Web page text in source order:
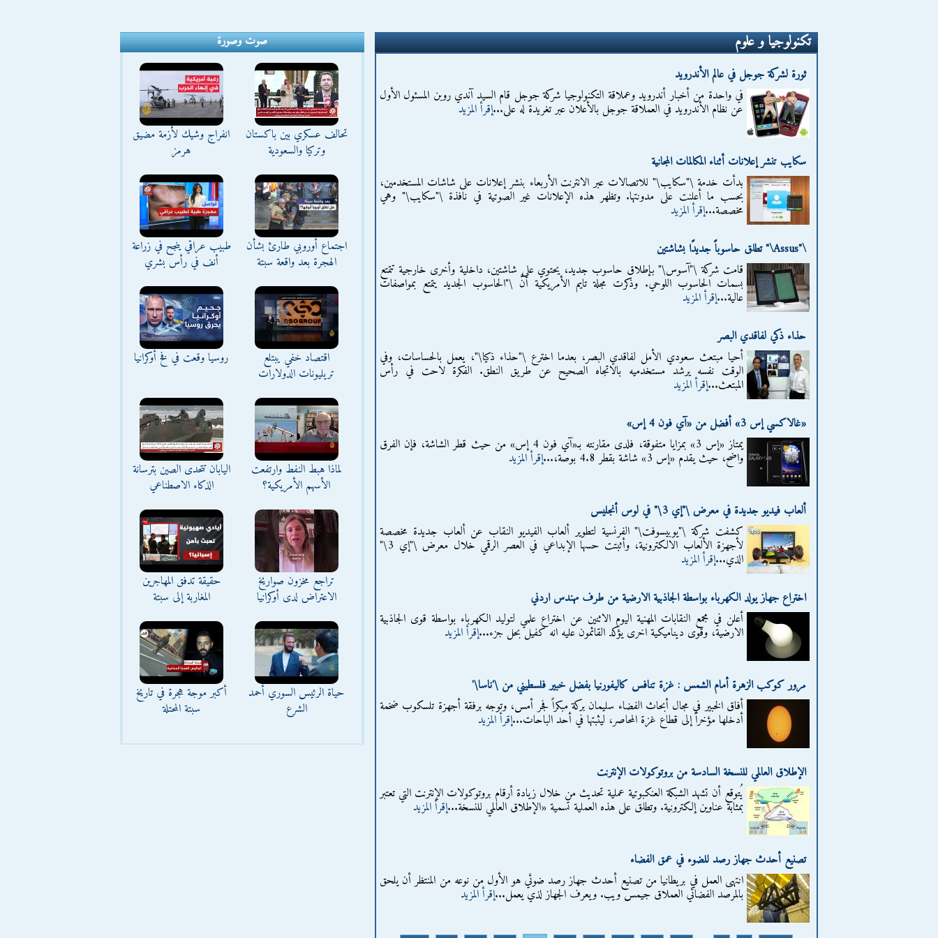
تكنولوجيا و علوم
ثورة لشركة جوجل في عالم الأندرويد
في واحدة من أخبار أندرويد وعملاقة التكنولوجيا شركة جوجل قام السيد آندي روبن المسئول الأول
عن نظام الأندرويد في العملاقة جوجل بالأعلان عبر تغريدة له على...إقرأ المزيد
سكايب تنشر إعلانات أثناء المكالمات المجانية
بدأت خدمة \"سكايب\" للاتصالات عبر الانترنت الأربعاء بنشر إعلانات على شاشات المستخدمين،
بحسب ما أعلنت على مدونتها. وتظهر هذه الإعلانات غير الصوتية في نافذة \"سكايب\" وهي
مخصصة...إقرأ المزيد
\"Assus\" تطلق حاسوباً جديدًا بشاشتين
قامت شركة \"آسوس\" بإطلاق حاسوب جديد، يحتوي على شاشتين، داخلية وأخرى خارجية تتمتع
بسمات الحاسوب اللوحي. وذكرت مجلة تايم الأمريكية أنَّ \"الحاسوب الجديد يتمتع بمواصفات
عالية...إقرأ المزيد
حذاء ذكي لفاقدي البصر
أحيا مبتعث سعودي الأمل لفاقدي البصر، بعدما اخترع \"حذاء ذكيا\"، يعمل بالحساسات، وفي
الوقت نفسه يرشد مستخدميه بالاتجاه الصحيح عن طريق النطق. الفكرة لاحت في رأس
المبتعث...إقرأ المزيد
«غالاكسي إس 3» أفضل من «آي فون 4 إس»
يمتاز «إس 3» بمزايا متفوقة، فلدى مقارنته بـ«آي فون 4 إس» من حيث قطر الشاشة، فإن الفرق
واضح، حيث يقدم «إس 3» شاشة بقطر 4.8 بوصة،... إقرأ المزيد
ألعاب فيديو جديدة في معرض \"إي 3\" في لوس أنجليس
كشفت شركة \"يوبيسوفت\" الفرنسية لتطوير ألعاب الفيديو النقاب عن ألعاب جديدة مخصصة
لأجهزة الألعاب الالكترونية، وأثبتت حسها الإبداعي في العصر الرقمي خلال معرض \"إي 3\"
الذي...إقرأ المزيد
اختراع جهاز يولد الكهرباء بواسطة الجاذبية الارضية من طرف مهندس اردني
أعلن في مجمع النقابات المهنية اليوم الاثنين عن اختراع علمي لتوليد الكهرباء بواسطة قوى الجاذبية
الارضية، وقوى ديناميكية اخرى يؤكد القائمون عليه انه كفيل بحل جزء...إقرأ المزيد
مرور كوكب الزهرة أمام الشمس : غزة تنافس كاليفورنيا بفضل خبير فلسطيني من \'ناسا\'
أفاق الخبير في مجال أبحاث الفضاء سليمان بركة مبكراً فجر أمس، وتوجه برفقة أجهزة تلسكوب ضخمة
أدخلها مؤخراً إلى قطاع غزة المحاصر، ليثبتها في أحد الباحات...إقرأ المزيد
الإطلاق العالمي للنسخة السادسة من بروتوكولات الإنترنت
يُتوقع أن تشهد الشبكة العنكبوتية عملية تحديث من خلال زيادة أرقام بروتوكولات الإنترنت التي تعتبر
بمثابة عناوين إلكترونية. وتطلق على هذه العملية تسمية «الإطلاق العالمي للنسخة...إقرأ المزيد
تصنيع أحدث جهاز رصد للضوء في عمق الفضاء
انتهى العمل في بريطانيا من تصنيع أحدث جهاز رصد ضوئي هو الأول من نوعه من المنتظر أن يلحق
بالمرصد الفضائي العملاق جيمس ويب. ويعرف الجهاز لذي يعمل...إقرأ المزيد
صوت وصورة
تحالف عسكري بين باكستان
وتركيا والسعودية
انفراج وشيك لأزمة مضيق
هرمز
اجتماع أوروبي طارئ بشأن
الهجرة بعد واقعة سبتة
طبيب عراقي ينجح في زراعة
أنف في رأس بشري
اقتصاد خفي يبتلع
تريليونات الدولارات
روسيا وقعت في فخ أوكرانيا
لماذا هبط النفط وارتفعت
الأسهم الأمريكية؟
اليابان تتحدى الصين بترسانة
الذكاء الاصطناعي
تراجع مخزون صواريخ
الاعتراض لدى أوكرانيا
حقيقة تدفق المهاجرين
المغاربة إلى سبتة
حياة الرئيس السوري أحمد
الشرع
أكبر موجة هجرة في تاريخ
سبتة المحتلة